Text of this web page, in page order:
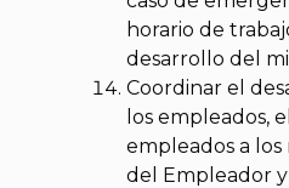
horario de
desarrollo del
Coordinar el
los empleados,
empleados a
del Empleador y